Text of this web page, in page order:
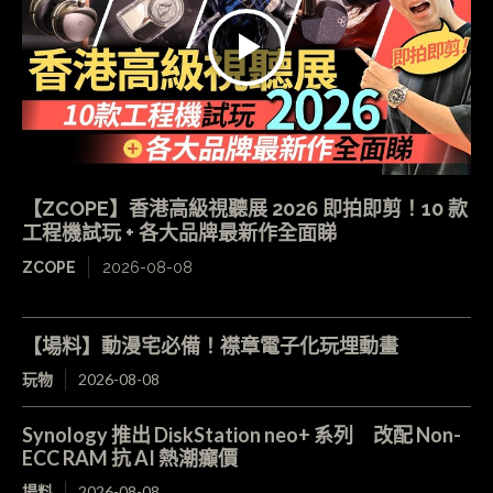
【ZCOPE】香港高級視聽展 2026 即拍即剪！10 款
工程機試玩 + 各大品牌最新作全面睇
ZCOPE 2026-08-08
【場料】動漫宅必備！襟章電子化玩埋動畫
玩物 2026-08-08
Synology 推出 DiskStation neo+ 系列 改配 Non-
ECC RAM 抗 AI 熱潮癲價